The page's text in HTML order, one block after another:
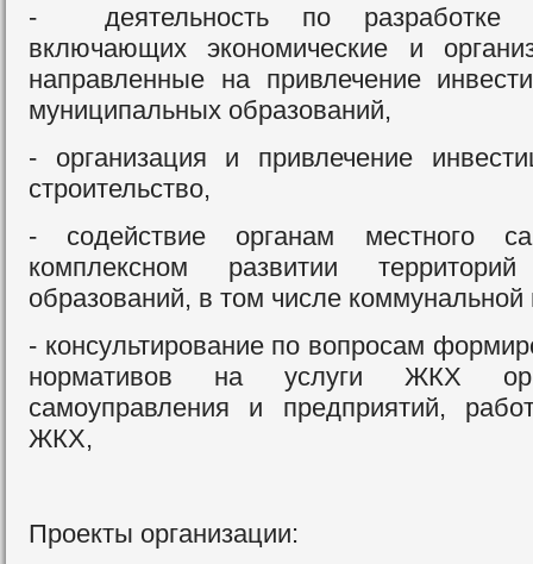
- деятельность по разработке
включающих экономические и
направленные на привлечение
муниципальных образований,
- организация и привлечение
строительство,
- содействие органам местного
комплексном развитии
образований, в том числе
- консультирование по вопросам
нормативов на услуги ЖКХ
самоуправления и предприятий,
ЖКХ,
Проекты организации: